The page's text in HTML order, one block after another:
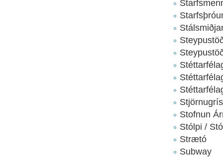
Stjörnugrís
Stofnun
Stólpi /
Strætó
Subway